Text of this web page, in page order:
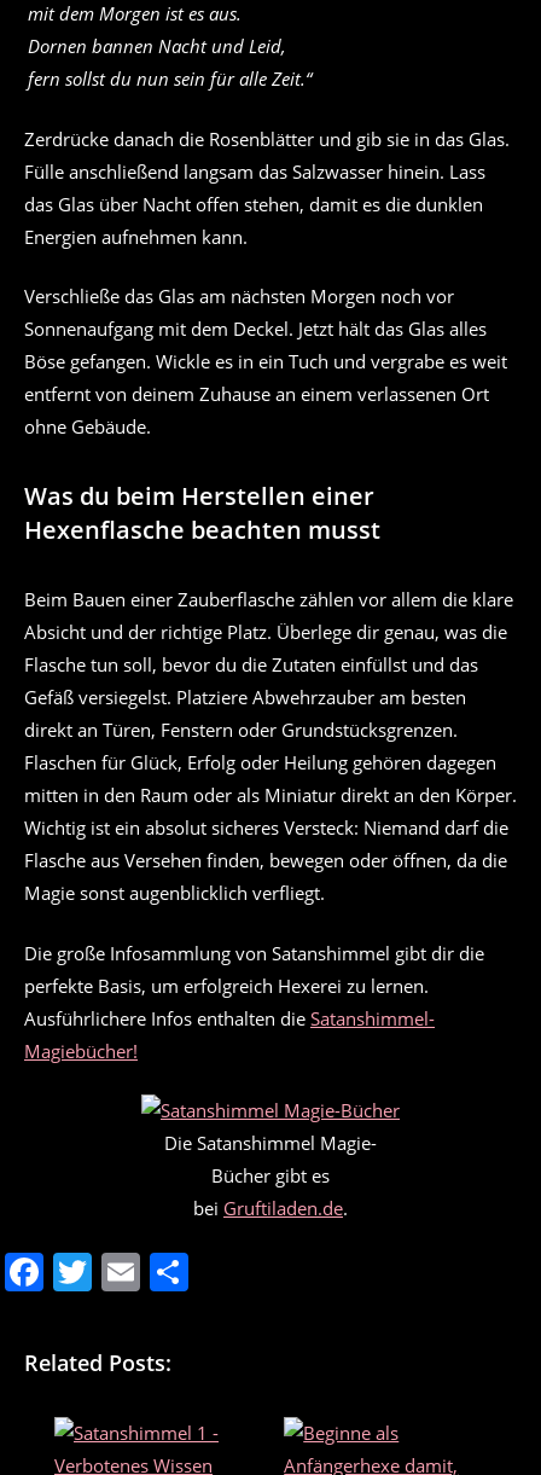
mit dem Morgen ist es aus.
Dornen bannen Nacht und Leid,
fern sollst du nun sein für alle Zeit.“
Zerdrücke danach die Rosenblätter und gib sie in das Glas.
Fülle anschließend langsam das Salzwasser hinein. Lass
das Glas über Nacht offen stehen, damit es die dunklen
Energien aufnehmen kann.
Verschließe das Glas am nächsten Morgen noch vor
Sonnenaufgang mit dem Deckel. Jetzt hält das Glas alles
Böse gefangen. Wickle es in ein Tuch und vergrabe es weit
entfernt von deinem Zuhause an einem verlassenen Ort
ohne Gebäude.
Was du beim Herstellen einer
Hexenflasche beachten musst
Beim Bauen einer Zauberflasche zählen vor allem die klare
Absicht und der richtige Platz. Überlege dir genau, was die
Flasche tun soll, bevor du die Zutaten einfüllst und das
Gefäß versiegelst. Platziere Abwehrzauber am besten
direkt an Türen, Fenstern oder Grundstücksgrenzen.
Flaschen für Glück, Erfolg oder Heilung gehören dagegen
mitten in den Raum oder als Miniatur direkt an den Körper.
Wichtig ist ein absolut sicheres Versteck: Niemand darf die
Flasche aus Versehen finden, bewegen oder öffnen, da die
Magie sonst augenblicklich verfliegt.
Die große Infosammlung von Satanshimmel gibt dir die
perfekte Basis, um erfolgreich Hexerei zu lernen.
Ausführlichere Infos enthalten die Satanshimmel-
Magiebücher!
Die Satanshimmel Magie-
Bücher gibt es
bei Gruftiladen.de.
F
a
c
e
b
o
T
w
itt
er
E
m
ai
l
Related Posts: